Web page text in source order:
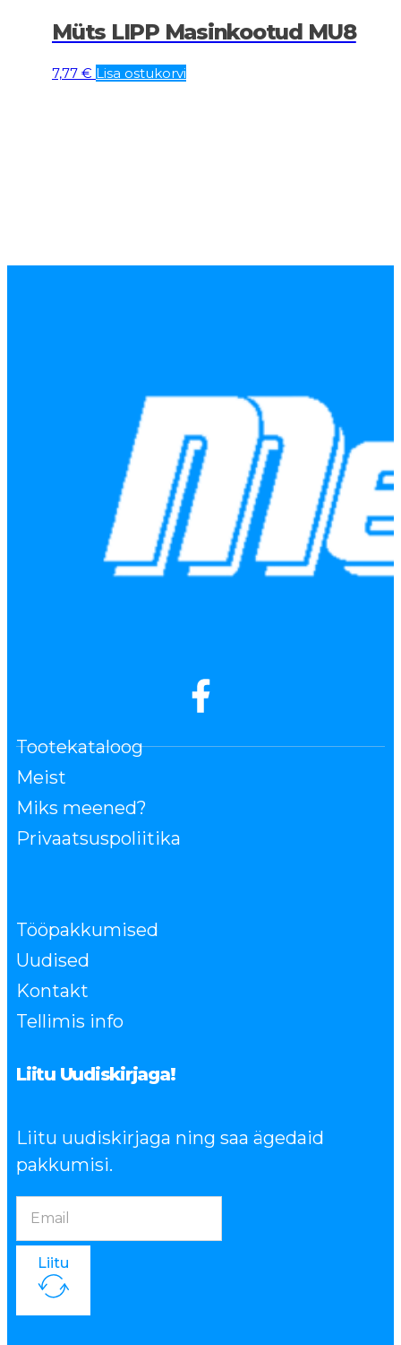
Müts LIPP Masinkootud MU8
7,77 € Lisa ostukorvi
Tootekataloog
Meist
Miks meened?
Privaatsuspoliitika
Tööpakkumised
Uudised
Kontakt
Tellimis info
Liitu Uudiskirjaga!
Liitu uudiskirjaga ning saa ägedaid
pakkumisi.
Liitu